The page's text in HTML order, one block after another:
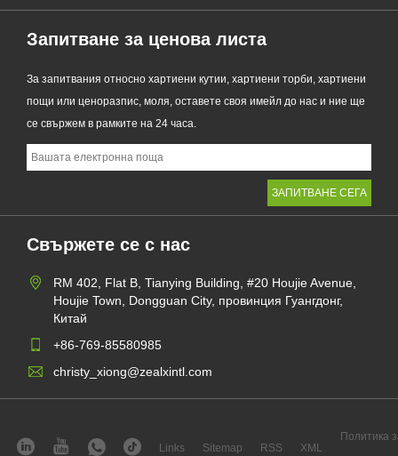
Запитване за ценова листа
За запитвания относно хартиени кутии, хартиени торби, хартиени
пощи или ценоразпис, моля, оставете своя имейл до нас и ние ще
се свържем в рамките на 24 часа.
Свържете се с нас
RM 402, Flat B, Tianying Building, #20 Houjie Avenue,
Houjie Town, Dongguan City, провинция Гуангдонг,
Китай
+86-769-85580985
christy_xiong@zealxintl.com
Links Sitemap RSS XML
Политика